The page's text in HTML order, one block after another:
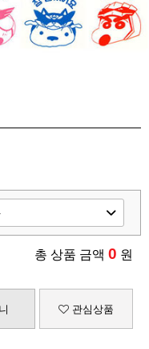
총 상품 금액 0 원
관심상품